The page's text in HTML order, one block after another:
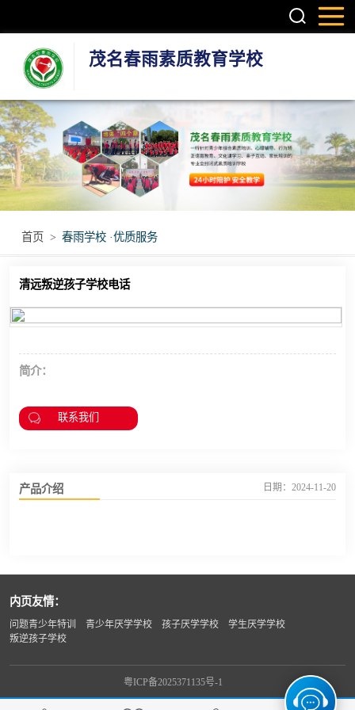
茂名春雨素质教育学校
首页 > 春雨学校 ·优质服务
清远叛逆孩子学校电话
简介：
联系我们
产品介绍 日期：2024-11-20
内页友情：
问题青少年特训 青少年厌学学校 孩子厌学学校
学生厌学学校
叛逆孩子学校
粤ICP备2025371135号-1
叛逆孩子学校
学生厌学学校
孩子厌学学校
青少年厌学学校